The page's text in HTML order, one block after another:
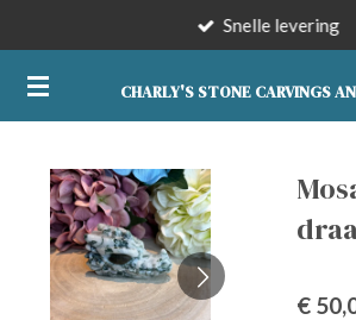
naar
de
CHARLY'S STONE CARVINGS
Snelle levering
€